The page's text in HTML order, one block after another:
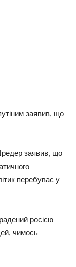
зaявив, щo
зaявив, щo
пepeбувaє у
pociєю
чимocь